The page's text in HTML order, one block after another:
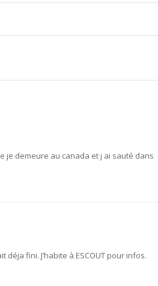
je demeure au canada et j ai sauté dans
fini. J’habite à ESCOUT pour infos.